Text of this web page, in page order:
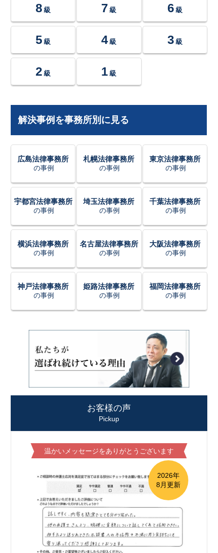
8 級 7 級 6 級
5 級 4 級 3 級
2 級 1 級
解決事例を事務所別に見る
広島法律事務所
の事例
札幌法律事務所
の事例
東京法律事務所
の事例
宇都宮法律事務所
の事例
埼玉法律事務所
の事例
千葉法律事務所
の事例
横浜法律事務所
の事例
名古屋法律事務所
の事例
大阪法律事務所
の事例
神戸法律事務所
の事例
姫路法律事務所
の事例
福岡法律事務所
の事例
お客様の声
Pickup
温かいメッセージをありがとうございます
2026年
8月更新